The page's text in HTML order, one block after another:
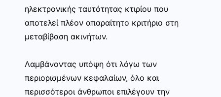
ηλεκτρονικής ταυτότητας κτιρίου που
αποτελεί πλέον απαραίτητο κριτήριο στη
μεταβίβαση ακινήτων.
Λαμβάνοντας υπόψη ότι λόγω των
περιορισμένων κεφαλαίων, όλο και
περισσότεροι άνθρωποι επιλέγουν την